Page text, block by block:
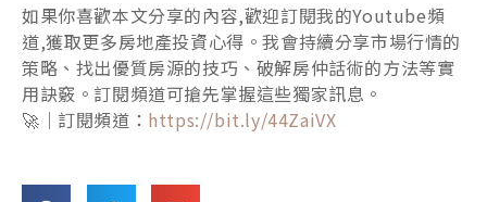
如果你喜歡本文分享的內容,歡迎訂閱我的Youtube頻
道,獲取更多房地產投資心得。我會持續分享市場行情的
策略、找出優質房源的技巧、破解房仲話術的方法等實
用訣竅。訂閱頻道可搶先掌握這些獨家訊息。
🚀｜訂閱頻道： https://bit.ly/44ZaiVX